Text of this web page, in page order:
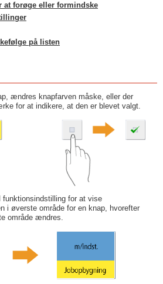
forøge eller formindske
på listen
ændres knapfarven måske, eller der
for at indikere, at den er blevet valgt.
funktionsindstilling for at vise
i øverste område for en knap, hvorefter
område ændres.